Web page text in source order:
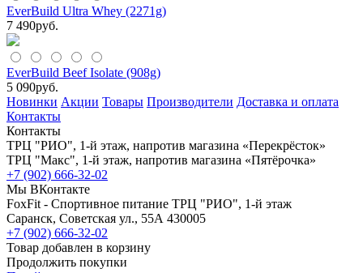
EverBuild Ultra Whey (2271g)
7 490руб.
EverBuild Beef Isolate (908g)
5 090руб.
Новинки Акции Товары Производители Доставка и оплата
Контакты
Контакты
ТРЦ "РИО", 1-й этаж, напротив магазина «Перекрёсток»
ТРЦ "Макс", 1-й этаж, напротив магазина «Пятёрочка»
+7 (902) 666-32-02
Мы ВКонтакте
FoxFit - Спортивное питание ТРЦ "РИО", 1-й этаж
Саранск, Советская ул., 55А 430005
+7 (902) 666-32-02
Товар добавлен в корзину
Продолжить покупки